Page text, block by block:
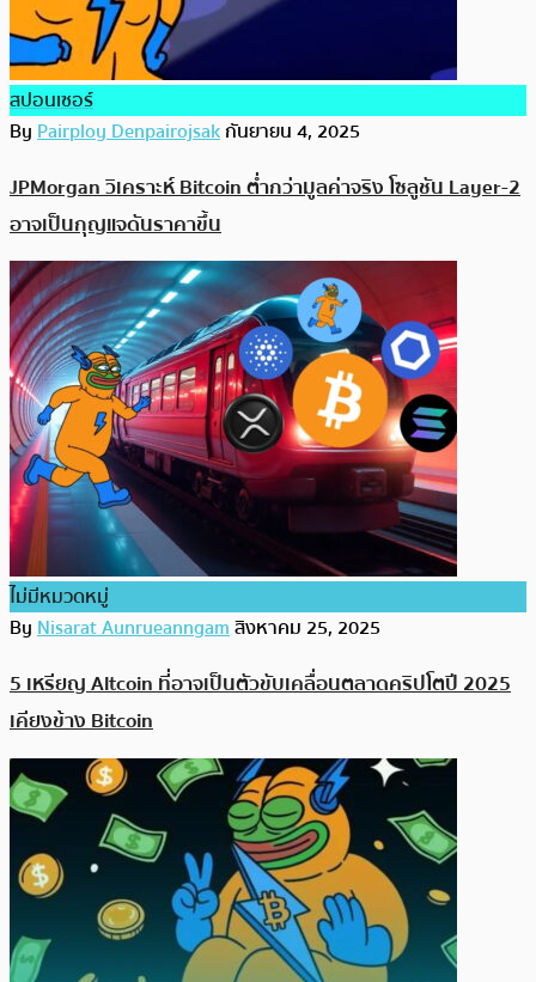
สปอนเซอร์
ByPairploy Denpairojsakกันยายน 4, 2025
JPMorgan วิเคราะห์ Bitcoin ต่ำกว่ามูลค่าจริง โซลูชัน Layer-2
อาจเป็นกุญแจดันราคาขึ้น
ไม่มีหมวดหมู่
ByNisarat Aunrueanngamสิงหาคม 25, 2025
5 เหรียญ Altcoin ที่อาจเป็นตัวขับเคลื่อนตลาดคริปโตปี 2025
เคียงข้าง Bitcoin